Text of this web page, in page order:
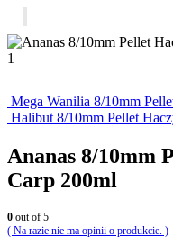
Mega Wanilia 8/10mm
Halibut 8/10mm Pellet
Ananas 8/10mm
Carp 200ml
0 out of 5
( Na razie nie ma opinii o produkcie. )